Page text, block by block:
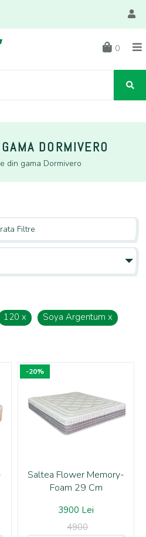
0
DORMIVERO
din gama Dormivero
Filtre
120 x Soya Argentum x
-20%
Saltea Flower Memory-
Foam 29 Cm
3900 Lei
4900